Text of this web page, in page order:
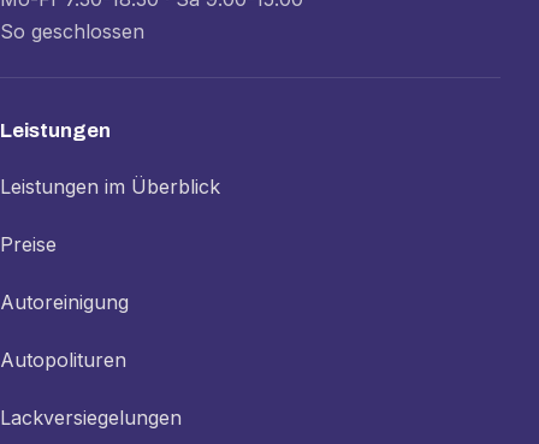
So geschlossen
Leistungen
Leistungen im Überblick
Preise
Autoreinigung
Autopolituren
Lackversiegelungen